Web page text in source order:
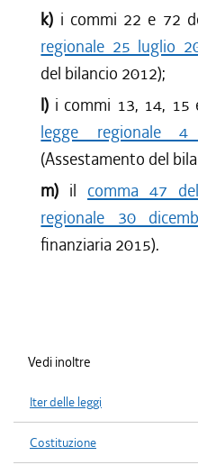
k) i commi 22 e 72
regionale 25 luglio
del bilancio 2012);
l) i commi 13, 14, 15
legge regionale
(Assestamento del
m) il comma 47
regionale 30
finanziaria 2015).
Vedi inoltre
Iter delle leggi
Costituzione